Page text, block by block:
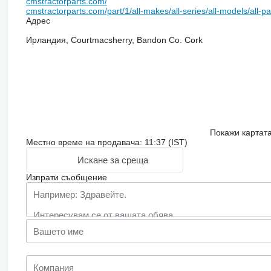
cmstractorparts.com/part/1/all-makes/all-series/all-models/all-
Адрес
Ирландия, Courtmacsherry, Bandon Co. Cork
Покажи
Местно време на продавача: 11:37 (IST)
Искане за среща
Изпрати съобщение